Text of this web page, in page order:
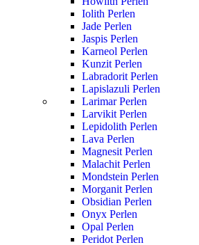
Iolith Perlen
Jade Perlen
Jaspis Perlen
Karneol Perlen
Kunzit Perlen
Labradorit Perlen
Lapislazuli Perlen
Larimar Perlen
Larvikit Perlen
Lepidolith Perlen
Lava Perlen
Magnesit Perlen
Malachit Perlen
Mondstein Perlen
Morganit Perlen
Obsidian Perlen
Onyx Perlen
Opal Perlen
Peridot Perlen